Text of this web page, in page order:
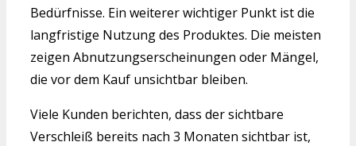
Bedürfnisse. Ein weiterer wichtiger Punkt ist die
langfristige Nutzung des Produktes. Die meisten
zeigen Abnutzungserscheinungen oder Mängel,
die vor dem Kauf unsichtbar bleiben.
Viele Kunden berichten, dass der sichtbare
Verschleiß bereits nach 3 Monaten sichtbar ist,